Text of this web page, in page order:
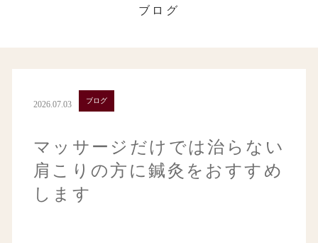
ブログ
2026.07.03 ブログ
マッサージだけでは治らない
肩こりの方に鍼灸をおすすめ
します